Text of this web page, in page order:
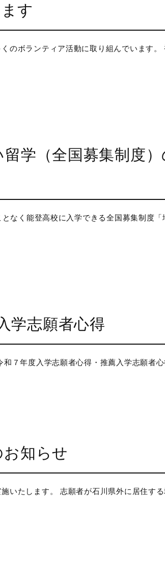
す
のボランティア活動に取り組んでいます。
学（全国募集制度）
なく能登高校に入学できる全国募集制度「
学志願者心得
７年度入学志願者心得・推薦入学志願者
知らせ
いたします。 志願者が石川県外に居住す